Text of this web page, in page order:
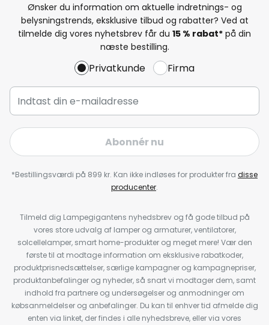
Ønsker du information om aktuelle indretnings- og
belysningstrends, eksklusive tilbud og rabatter? Ved at
tilmelde dig vores nyhetsbrev får du 15 % rabat* på din
næste bestilling.
Privatkunde Firma
Abonnér nu
*Bestillingsværdi på 899 kr. Kan ikke indløses for produkter fra disse
producenter.
Tilmeld dig Lampegigantens nyhedsbrev og få gode tilbud på
vores store udvalg af lamper og armaturer, ventilatorer,
solcellelamper, smart home-produkter og meget mere! Vær den
første til at modtage information om eksklusive rabatkoder,
produktprisnedsættelser, særlige kampagner og kampagnepriser,
produktanbefalinger og nyheder, så snart vi modtager dem, samt
indhold fra partnere og undersøgelser og anmodninger om
købsanmeldelser og anbefalinger. Du kan til enhver tid afmelde dig
enten via linket, der findes i alle nyhedsbreve, eller via vores